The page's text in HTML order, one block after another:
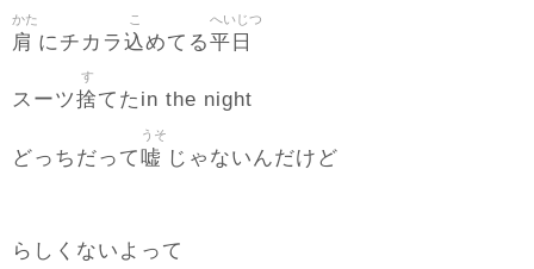
肩
かた
にチカラ 込
こ
めてる平日
へいじつ
スーツ捨
す
てたin the night
どっちだって嘘
うそ
じゃないんだけど
らしくないよって